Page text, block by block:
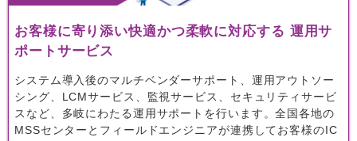
お客様に寄り添い快適かつ柔軟に対応する 運用サ
ポートサービス
システム導入後のマルチベンダーサポート、運用アウトソー
シング、LCMサービス、監視サービス、セキュリティサービ
スなど、多岐にわたる運用サポートを行います。全国各地の
MSSセンターとフィールドエンジニアが連携してお客様のIC